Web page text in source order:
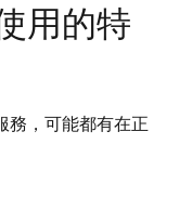
用的特
務，可能都有在正